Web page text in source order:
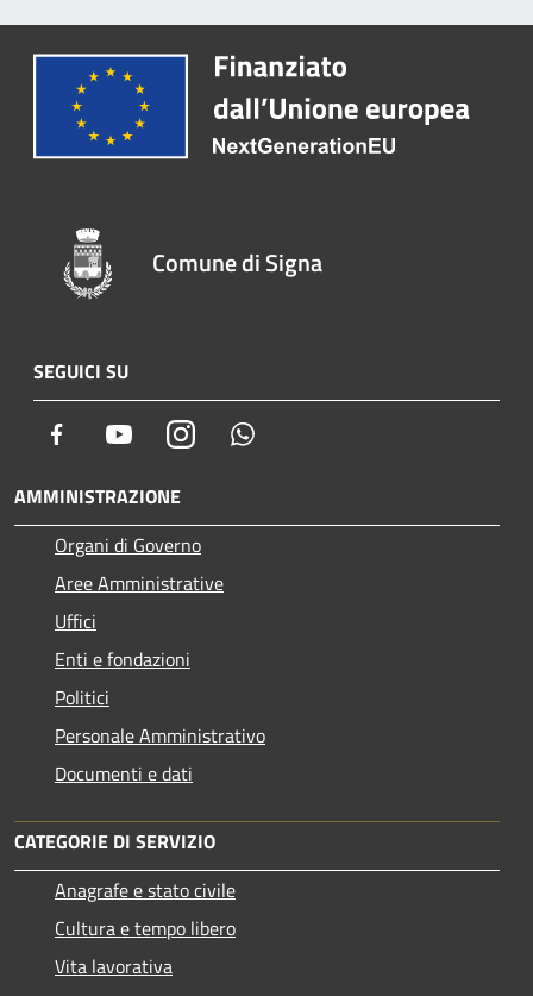
Comune di Signa
SEGUICI SU
Facebook YoutubeInstagram
AMMINISTRAZIONE
Organi di Governo
Aree Amministrative
Uffici
Enti e fondazioni
Politici
Personale Amministrativo
Documenti e dati
CATEGORIE DI SERVIZIO
Anagrafe e stato civile
Cultura e tempo libero
Vita lavorativa